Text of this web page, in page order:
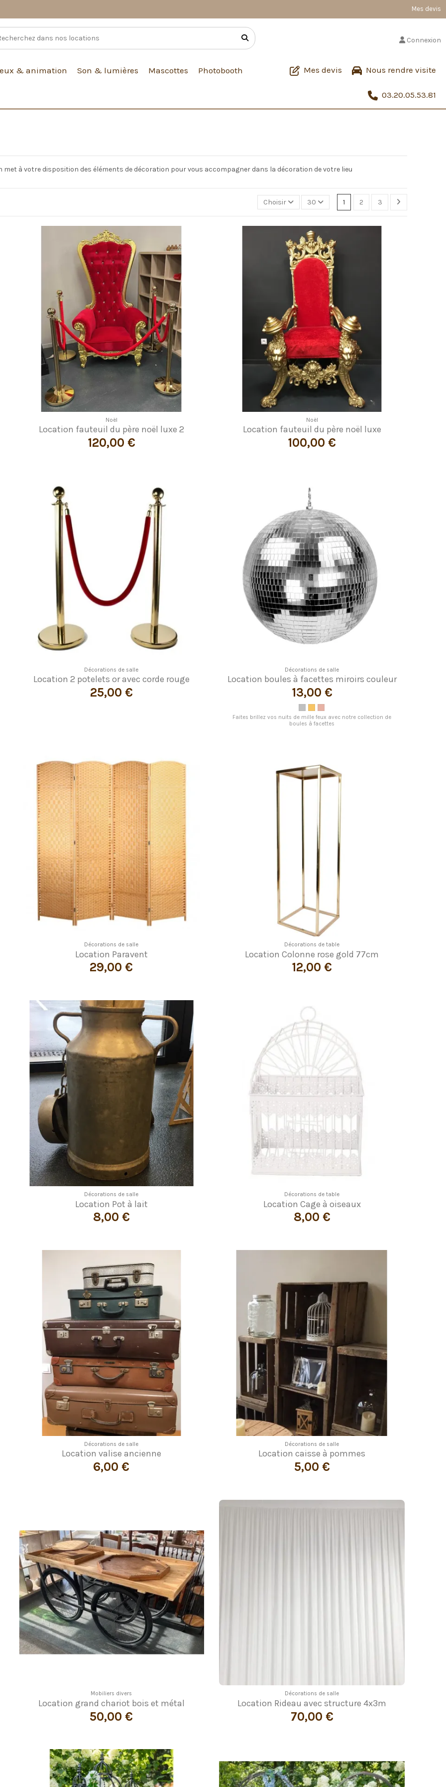
Mes devis
Connexion
& animation Son & lumières Mascottes Photobooth Nous rendre visite
Mes devis
03.20.05.53.81
à votre disposition des éléments de décoration pour vous accompagner dans la décoration de votre lieu
Choisir 30 1 2 3
Noël
Location fauteuil du père noël luxe 2
120,00 €
Noël
Location fauteuil du père noël luxe
100,00 €
Décorations de salle
Location 2 potelets or avec corde rouge
25,00 €
Décorations de salle
Location boules à facettes miroirs couleur
13,00 €
Faites brillez vos nuits de mille feux avec notre collection de
boules à facettes
Décorations de salle
Location Paravent
29,00 €
Décorations de table
Location Colonne rose gold 77cm
12,00 €
Décorations de salle
Location Pot à lait
8,00 €
Décorations de table
Location Cage à oiseaux
8,00 €
Décorations de salle
Location valise ancienne
6,00 €
Décorations de salle
Location caisse à pommes
5,00 €
Mobiliers divers
Location grand chariot bois et métal
50,00 €
Décorations de salle
Location Rideau avec structure 4x3m
70,00 €